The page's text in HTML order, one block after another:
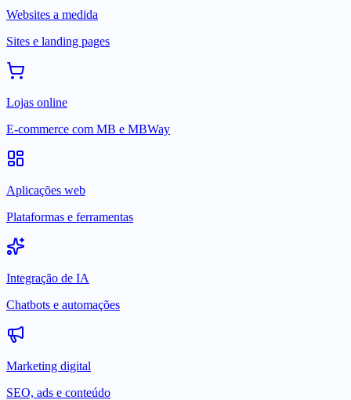
Websites a medida
Sites e landing pages
Lojas online
E-commerce com MB e MBWay
Aplicações web
Plataformas e ferramentas
Integração de IA
Chatbots e automações
Marketing digital
SEO, ads e conteúdo